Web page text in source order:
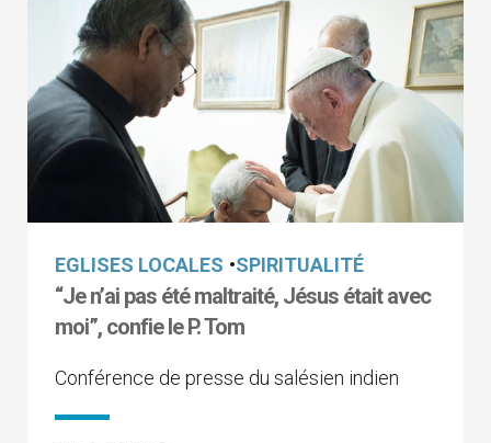
EGLISES LOCALES •SPIRITUALITÉ
“Je n’ai pas été maltraité, Jésus était avec
moi”, confie le P. Tom
Conférence de presse du salésien indien